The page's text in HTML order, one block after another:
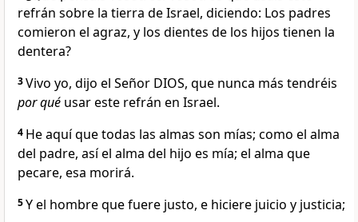
refrán sobre la tierra de Israel, diciendo: Los padres
comieron el agraz, y los dientes de los hijos tienen la
dentera?
3Vivo yo, dijo el Señor DIOS, que nunca más tendréis
por qué usar este refrán en Israel.
4 He aquí que todas las almas son mías; como el alma
del padre, así el alma del hijo es mía; el alma que
pecare, esa morirá.
5Y el hombre que fuere justo, e hiciere juicio y justicia;